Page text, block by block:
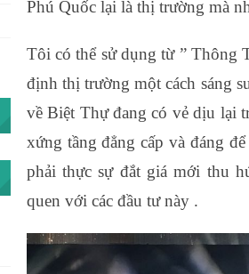
Phú Quốc lại là thị trường mà
Tôi có thể sử dụng từ ” Thông
định thị trường một cách sáng
về Biệt Thự đang có vẻ dịu lại
xứng tầng đẳng cấp và đáng
phải thực sự đắt giá mới thu
quen với các đầu tư này .